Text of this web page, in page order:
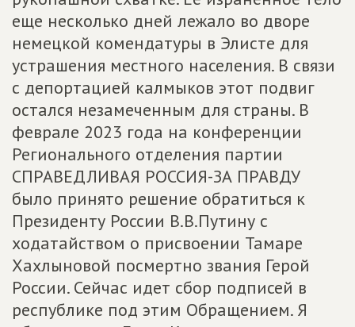
еще несколько дней лежало во дворе
немецкой комендатуры в Элисте для
устрашения местного населения. В связи
с депортацией калмыков этот подвиг
остался незамеченным для страны. В
феврале 2023 года на конференции
Регионального отделения партии
СПРАВЕДЛИВАЯ РОССИЯ-ЗА ПРАВДУ
было принято решение обратиться к
Президенту России В.В.Путину с
ходатайством о присвоении Тамаре
Хахлыновой посмертно звания Герой
России. Сейчас идет сбор подписей в
республике под этим Обращением. Я